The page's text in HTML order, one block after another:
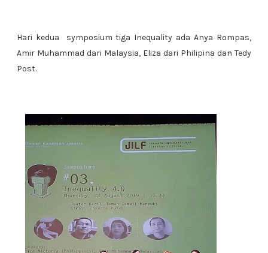
Hari kedua symposium tiga Inequality ada Anya Rompas,
Amir Muhammad dari Malaysia, Eliza dari Philipina dan Tedy
Post.